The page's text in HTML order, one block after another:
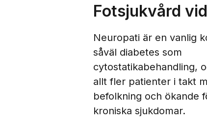
Fotsjukvård
Neuropati är en vanlig
såväl diabetes som
cytostatikabehandling,
allt fler patienter i takt
befolkning och ökande
kroniska sjukdomar.